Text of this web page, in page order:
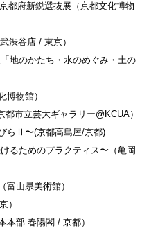
都府新鋭選抜展（京都文化博物
渋谷店 / 東京）
地のかたち・水のめぐみ・土の
物館）
市立芸大ギャラリー@KCUA）
らⅡ〜(京都高島屋/京都)
るためのプラクティス〜（亀岡
山県美術館）
）
部 春陽閣 / 京都）